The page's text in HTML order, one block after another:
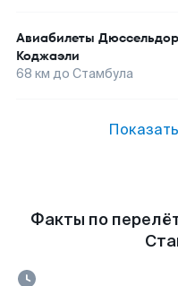
Авиабилеты
Коджаэли
68 км до Стамбула
Факты по